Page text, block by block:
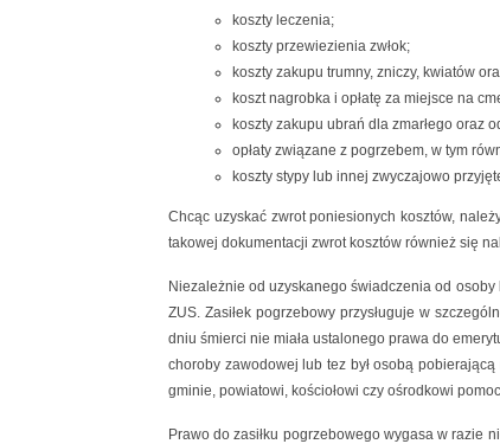
koszty leczenia;
koszty przewiezienia zwłok;
koszty zakupu trumny, zniczy, kwiatów
koszt nagrobka i opłatę za miejsce na
koszty zakupu ubrań dla zmarłego oraz
opłaty związane z pogrzebem, w tym
koszty stypy lub innej zwyczajowo
Chcąc uzyskać zwrot poniesionych kosztów,
takowej dokumentacji zwrot kosztów również się
Niezależnie od uzyskanego świadczenia od
ZUS. Zasiłek pogrzebowy przysługuje w
dniu śmierci nie miała ustalonego prawa do
choroby zawodowej lub tez był osobą
gminie, powiatowi, kościołowi czy ośrodkowi
Prawo do zasiłku pogrzebowego wygasa w razie